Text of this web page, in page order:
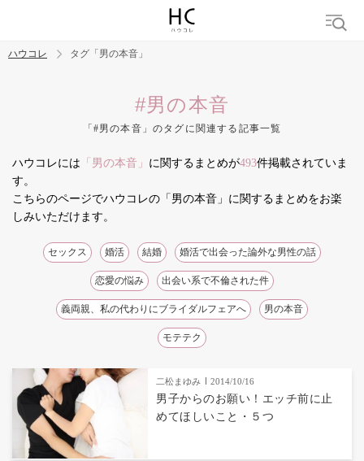
結婚 セックス カップル 男の本音 モテテク 婚活
ハウコレ タグ「男の本音」
#男の本音
「#男の本音」のタグに関連する記事一覧
ハウコレには 「男の本音」 に関するまとめが493件掲載されていま
す。
こちらのページでハウコレの「男の本音」に関するまとめをお楽
しみいただけます。
セックス 婚活 結婚 婚活で出会った論外な男性の話
恋愛の悩み 出会い系で不倫された件
義両親、私の代わりにブライダルフェアへ 男の本音
モテテク
二松まゆみ 2014/10/16
男子からのお願い！エッチ前に止
めてほしいこと・５つ